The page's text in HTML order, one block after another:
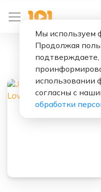
Мы используем
Продолжая
подтверждаете,
использовании
согласны с
обработки